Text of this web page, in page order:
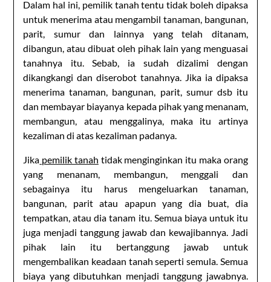
Dalam hal ini, pemilik tanah tentu tidak boleh dipaksa
untuk menerima atau mengambil tanaman, bangunan,
parit, sumur dan lainnya yang telah ditanam,
dibangun, atau dibuat oleh pihak lain yang menguasai
tanahnya itu. Sebab, ia sudah dizalimi dengan
dikangkangi dan diserobot tanahnya. Jika ia dipaksa
menerima tanaman, bangunan, parit, sumur dsb itu
dan membayar biayanya kepada pihak yang menanam,
membangun, atau menggalinya, maka itu artinya
kezaliman di atas kezaliman padanya.
Jika pemilik tanah tidak menginginkan itu maka orang
yang menanam, membangun, menggali dan
sebagainya itu harus mengeluarkan tanaman,
bangunan, parit atau apapun yang dia buat, dia
tempatkan, atau dia tanam itu. Semua biaya untuk itu
juga menjadi tanggung jawab dan kewajibannya. Jadi
pihak lain itu bertanggung jawab untuk
mengembalikan keadaan tanah seperti semula. Semua
biaya yang dibutuhkan menjadi tanggung jawabnya.